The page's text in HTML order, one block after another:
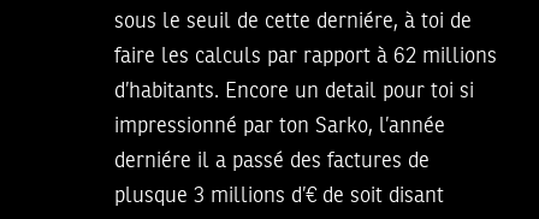
sous le seuil de cette derniére, à toi de
faire les calculs par rapport à 62 millions
d’habitants. Encore un detail pour toi si
impressionné par ton Sarko, l’année
derniére il a passé des factures de
plusque 3 millions d’€ de soit disant